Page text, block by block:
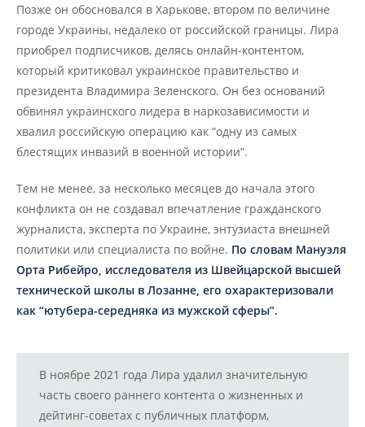
Позже он обосновался в Харькове, втором по величине
городе Украины, недалеко от российской границы. Лира
приобрел подписчиков, делясь онлайн-контентом,
который критиковал украинское правительство и
президента Владимира Зеленского. Он без оснований
обвинял украинского лидера в наркозависимости и
хвалил российскую операцию как “одну из самых
блестящих инвазий в военной истории”.
Тем не менее, за несколько месяцев до начала этого
конфликта он не создавал впечатление гражданского
журналиста, эксперта по Украине, энтузиаста внешней
политики или специалиста по войне. По словам Мануэля
Орта Рибейро, исследователя из Швейцарской высшей
технической школы в Лозанне, его охарактеризовали
как “ютубера-середняка из мужской сферы”.
В ноябре 2021 года Лира удалил значительную
часть своего раннего контента о жизненных и
дейтинг-советах с публичных платформ,